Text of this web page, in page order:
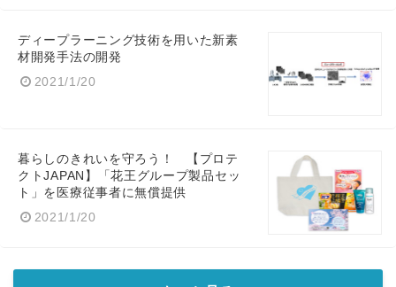
ディープラーニング技術を用いた新素
材開発手法の開発
2021/1/20
暮らしのきれいを守ろう！ 【プロテ
クトJAPAN】「花王グループ製品セッ
ト」を医療従事者に無償提供
2021/1/20